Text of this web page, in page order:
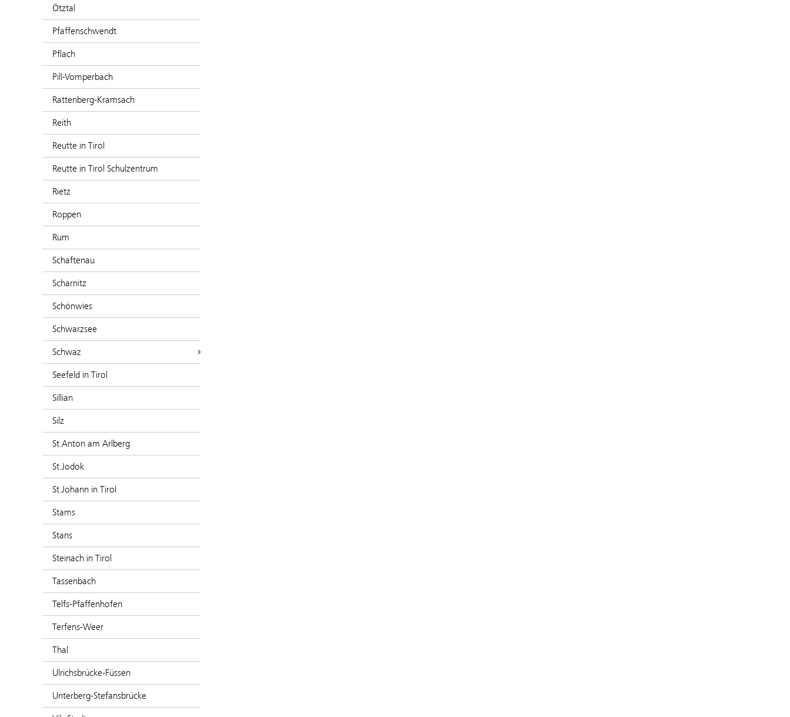
Ötztal
Pfaffenschwendt
Pflach
Pill-Vomperbach
Rattenberg-Kramsach
Reith
Reutte in Tirol
Reutte in Tirol Schulzentrum
Rietz
Roppen
Rum
Schaftenau
Scharnitz
Schönwies
Schwarzsee
Schwaz
Seefeld in Tirol
Sillian
Silz
St.Anton am Arlberg
St.Jodok
St.Johann in Tirol
Stams
Stans
Steinach in Tirol
Tassenbach
Telfs-Pfaffenhofen
Terfens-Weer
Thal
Ulrichsbrücke-Füssen
Unterberg-Stefansbrücke